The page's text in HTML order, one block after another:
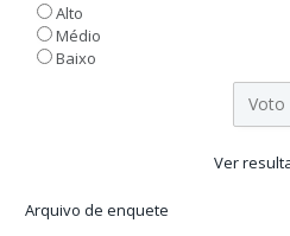
Alto
Médio
Baixo
Ver
Arquivo de enquete